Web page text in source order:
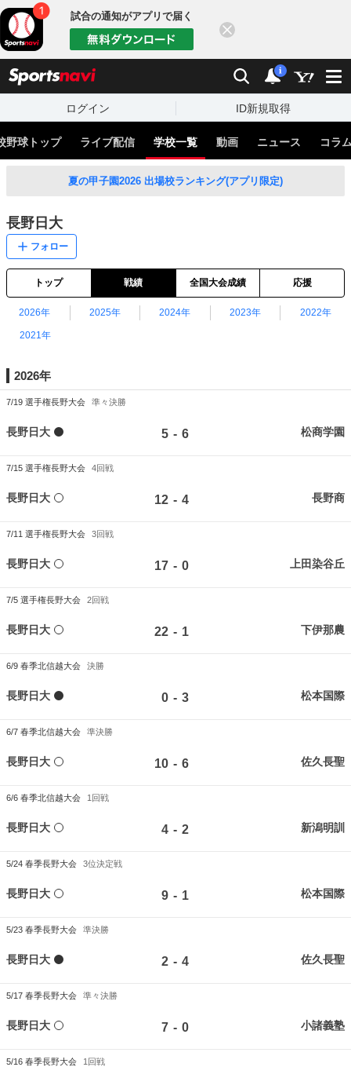
試合の通知がアプリで届く
検索 通知
i
ログイン ID新規取得
野球トップ ライブ配信 学校一覧 動画 ニュース コラ
夏の甲子園2026 出場校ランキング(アプリ限定)
長野日大
フォロー
トップ 戦績 全国大会成績 応援
2026年 2025年 2024年 2023年 2022年
2021年
2026年
7/19 選手権長野大会 準々決勝
長野日大 5 - 6 松商学園
7/15 選手権長野大会 4回戦
長野日大 12 - 4 長野商
7/11 選手権長野大会 3回戦
長野日大 17 - 0 上田染谷丘
7/5 選手権長野大会 2回戦
長野日大 22 - 1 下伊那農
6/9 春季北信越大会 決勝
長野日大 0 - 3 松本国際
6/7 春季北信越大会 準決勝
長野日大 10 - 6 佐久長聖
6/6 春季北信越大会 1回戦
長野日大 4 - 2 新潟明訓
5/24 春季長野大会 3位決定戦
長野日大 9 - 1 松本国際
5/23 春季長野大会 準決勝
長野日大 2 - 4 佐久長聖
5/17 春季長野大会 準々決勝
長野日大 7 - 0 小諸義塾
5/16 春季長野大会 1回戦